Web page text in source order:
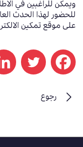
ويمكن للراغبين في
للحضور لهذا الحدث
على موقع تمكين
رجوع